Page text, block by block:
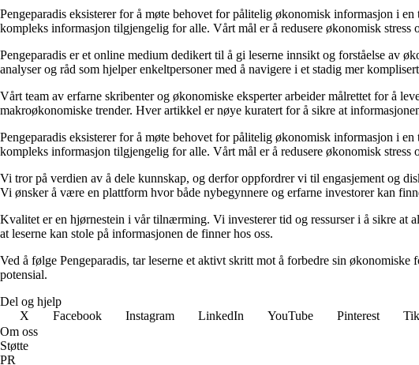
Pengeparadis eksisterer for å møte behovet for pålitelig økonomisk informasjon i
kompleks informasjon tilgjengelig for alle. Vårt mål er å redusere økonomisk
Pengeparadis er et online medium dedikert til å gi leserne innsikt og forståelse av
analyser og råd som hjelper enkeltpersoner med å navigere i et stadig mer
Vårt team av erfarne skribenter og økonomiske eksperter arbeider målrettet for å
makroøkonomiske trender. Hver artikkel er nøye kuratert for å sikre at
Pengeparadis eksisterer for å møte behovet for pålitelig økonomisk informasjon i
kompleks informasjon tilgjengelig for alle. Vårt mål er å redusere økonomisk
Vi tror på verdien av å dele kunnskap, og derfor oppfordrer vi til engasjement og
Vi ønsker å være en plattform hvor både nybegynnere og erfarne investorer kan
Kvalitet er en hjørnestein i vår tilnærming. Vi investerer tid og ressurser i å sikre
at leserne kan stole på informasjonen de finner hos oss.
Ved å følge Pengeparadis, tar leserne et aktivt skritt mot å forbedre sin
potensial.
Del og hjelp
X
Facebook Instagram LinkedIn YouTube Pinterest
Om oss
Støtte
PR